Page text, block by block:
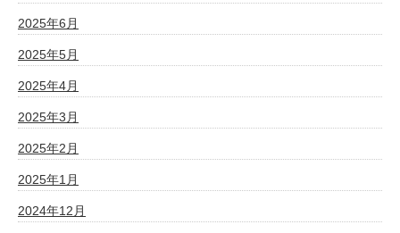
2025年6月
2025年5月
2025年4月
2025年3月
2025年2月
2025年1月
2024年12月